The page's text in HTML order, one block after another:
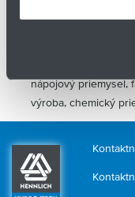
Kompaktný a odolný
nápojový priemysel,
výroba, chemický